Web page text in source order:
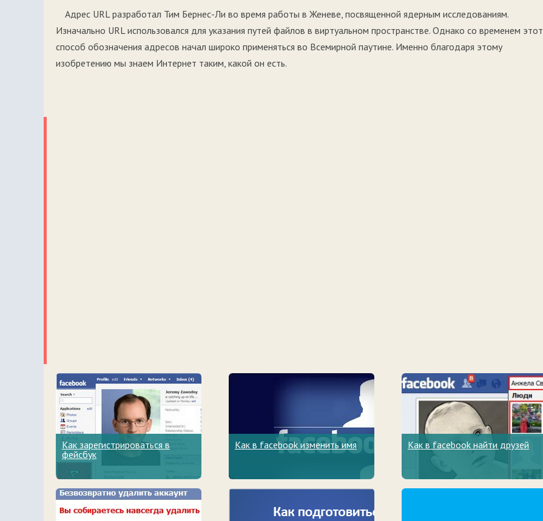
Адрес URL разработал Тим Бернес-Ли во время работы в Женеве, посвященной ядерным исследованиям.
Изначально URL использовался для указания путей файлов в виртуальном пространстве. Однако со временем этот
способ обозначения адресов начал широко применяться во Всемирной паутине. Именно благодаря этому
изобретению мы знаем Интернет таким, какой он есть.
Как зарегистрироваться в
фейсбук
Как в facebook изменить имя Как в facebook найти друзей